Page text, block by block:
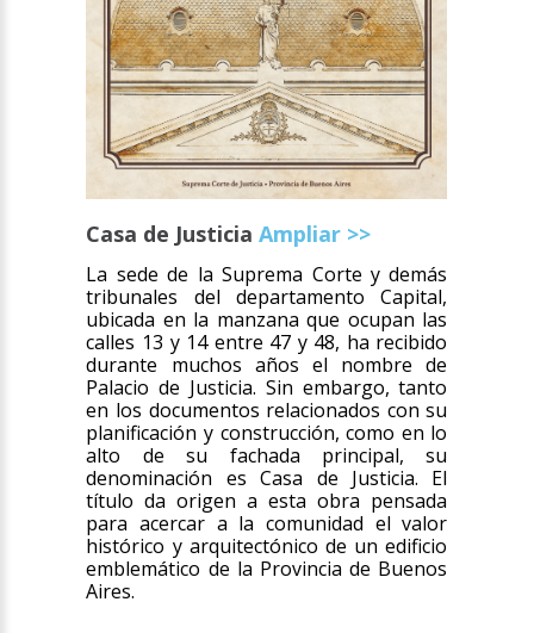
Casa de JusticiaAmpliar >>
La sede de la Suprema Corte y demás
tribunales del departamento Capital,
ubicada en la manzana que ocupan las
calles 13 y 14 entre 47 y 48, ha recibido
durante muchos años el nombre de
Palacio de Justicia. Sin embargo, tanto
en los documentos relacionados con su
planificación y construcción, como en lo
alto de su fachada principal, su
denominación es Casa de Justicia. El
título da origen a esta obra pensada
para acercar a la comunidad el valor
histórico y arquitectónico de un edificio
emblemático de la Provincia de Buenos
Aires.